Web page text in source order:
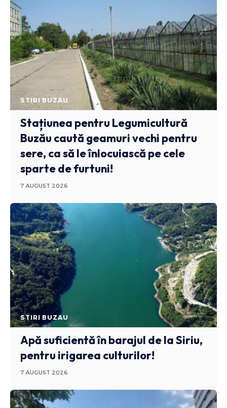
STIRI BUZAU
Stațiunea pentru Legumicultură
Buzău caută geamuri vechi pentru
sere, ca să le înlocuiască pe cele
sparte de furtuni!
7 AUGUST 2026
STIRI BUZAU
Apă suficientă în barajul de la Siriu,
pentru irigarea culturilor!
7 AUGUST 2026